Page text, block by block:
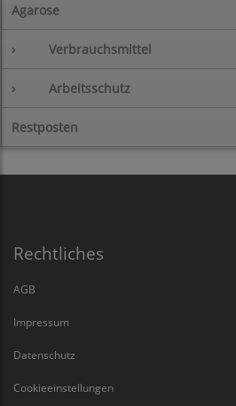
Agarose
› Verbrauchsmittel
› Arbeitsschutz
Restposten
Rechtliches
AGB
Impressum
Datenschutz
Cookieeinstellungen